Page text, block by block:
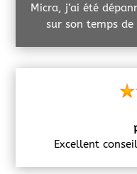
Micra, j’ai été
sur son temps
Excellent